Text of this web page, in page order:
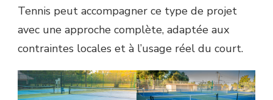
Tennis peut accompagner ce type de projet
avec une approche complète, adaptée aux
contraintes locales et à l’usage réel du court.